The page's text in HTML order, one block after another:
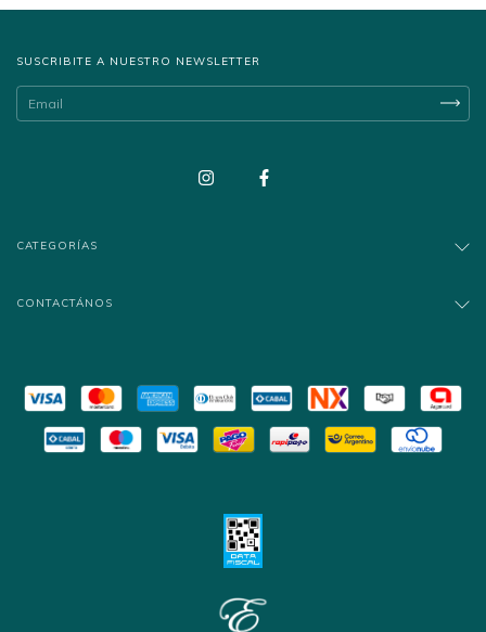
SUSCRIBITE A NUESTRO NEWSLETTER
CATEGORÍAS
CONTACTÁNOS